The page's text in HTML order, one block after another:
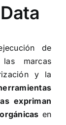
de
marcas
y la
expriman
en